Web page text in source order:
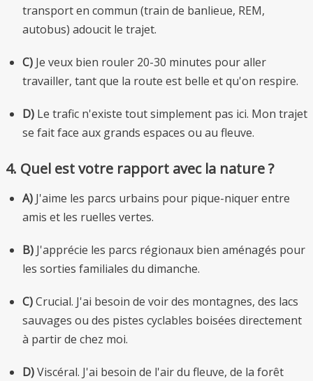
transport en commun (train de banlieue, REM,
autobus) adoucit le trajet.
C) Je veux bien rouler 20-30 minutes pour aller
travailler, tant que la route est belle et qu'on respire.
D) Le trafic n'existe tout simplement pas ici. Mon trajet
se fait face aux grands espaces ou au fleuve.
4. Quel est votre rapport avec la nature ?
A) J'aime les parcs urbains pour pique-niquer entre
amis et les ruelles vertes.
B) J'apprécie les parcs régionaux bien aménagés pour
les sorties familiales du dimanche.
C)Crucial. J'ai besoin de voir des montagnes, des lacs
sauvages ou des pistes cyclables boisées directement
à partir de chez moi.
D)Viscéral. J'ai besoin de l'air du fleuve, de la forêt